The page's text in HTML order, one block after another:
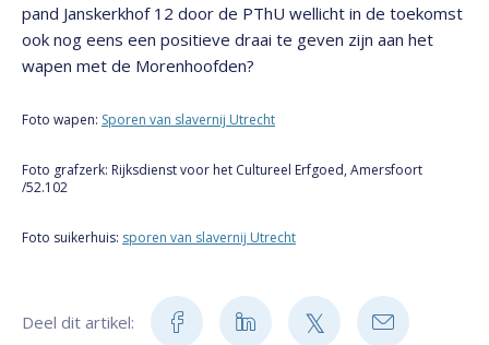
pand Janskerkhof 12 door de PThU wellicht in de toekomst
ook nog eens een positieve draai te geven zijn aan het
wapen met de Morenhoofden?
Foto wapen: Sporen van slavernij Utrecht
Foto grafzerk: Rijksdienst voor het Cultureel Erfgoed, Amersfoort
/52.102
Foto suikerhuis: sporen van slavernij Utrecht
Deel dit artikel: